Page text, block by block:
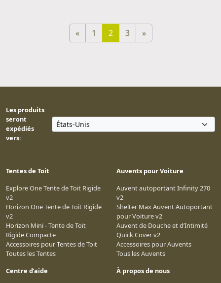
« 1 2 3 »
Les produits
seront
expédiés
vers:
Tentes de Toit
Explore One Tente de Toit Rigide
v2
Horizon One Tente de Toit Rigide
v2
Horizon Mini - Tente de Toit
Rigide Compacte
Accessoires pour Tentes de Toit
Toutes les Tentes
Auvents pour Voiture
Auvent autoportant Infinity 270
v2
Shelter Max Auvent Autoportant
pour Voiture v2
Auvent de Douche et d’Intimité
Quick Cover v2
Accessoires pour Auvents
Tous les Auvents
Centre d’aide
À propos de nous